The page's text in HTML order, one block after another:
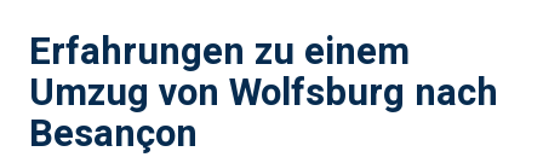
Erfahrungen zu einem
Umzug von Wolfsburg nach
Besançon